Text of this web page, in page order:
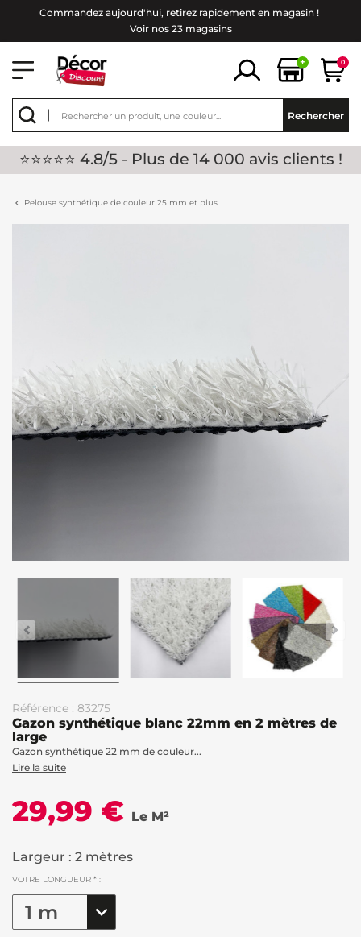
Commandez aujourd'hui, retirez rapidement en magasin !
Voir nos 23 magasins
+ 0
Rechercher
⭐⭐⭐⭐⭐ 4.8/5 - Plus de 14 000 avis clients !
Pelouse synthétique de couleur 25 mm et plus
Référence : 83275
Gazon synthétique blanc 22mm en 2 mètres de
large
Gazon synthétique 22 mm de couleur...
Lire la suite
29,99 € Le M²
Largeur : 2 mètres
VOTRE LONGUEUR * :